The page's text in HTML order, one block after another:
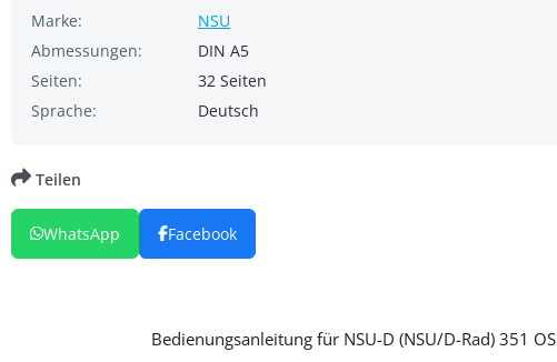
Marke:
NSU
Abmessungen:
DIN A5
Seiten:
32 Seiten
Sprache:
Deutsch
Bedienungsanleitung für NSU-D (NSU/D-Rad) 351
Teilen
WhatsApp Facebook